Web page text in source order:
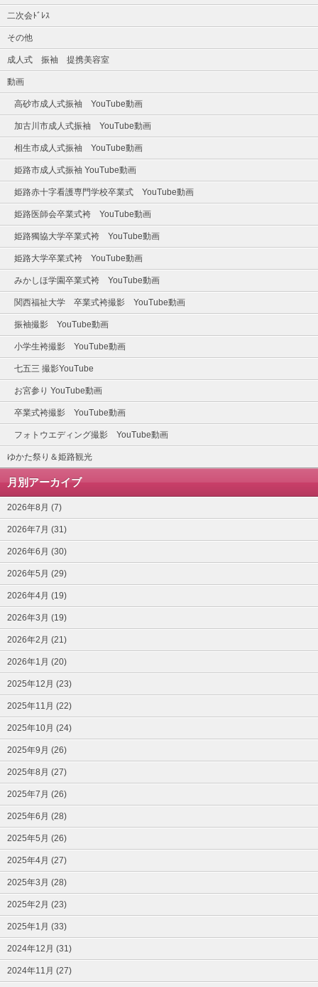
二次会ﾄﾞﾚｽ
その他
成人式 振袖 提携美容室
動画
高砂市成人式振袖 YouTube動画
加古川市成人式振袖 YouTube動画
相生市成人式振袖 YouTube動画
姫路市成人式振袖 YouTube動画
姫路赤十字看護専門学校卒業式 YouTube動画
姫路医師会卒業式袴 YouTube動画
姫路獨協大学卒業式袴 YouTube動画
姫路大学卒業式袴 YouTube動画
みかしほ学園卒業式袴 YouTube動画
関西福祉大学 卒業式袴撮影 YouTube動画
振袖撮影 YouTube動画
小学生袴撮影 YouTube動画
七五三 撮影YouTube
お宮参り YouTube動画
卒業式袴撮影 YouTube動画
フォトウエディング撮影 YouTube動画
ゆかた祭り＆姫路観光
月別アーカイブ
2026年8月 (7)
2026年7月 (31)
2026年6月 (30)
2026年5月 (29)
2026年4月 (19)
2026年3月 (19)
2026年2月 (21)
2026年1月 (20)
2025年12月 (23)
2025年11月 (22)
2025年10月 (24)
2025年9月 (26)
2025年8月 (27)
2025年7月 (26)
2025年6月 (28)
2025年5月 (26)
2025年4月 (27)
2025年3月 (28)
2025年2月 (23)
2025年1月 (33)
2024年12月 (31)
2024年11月 (27)